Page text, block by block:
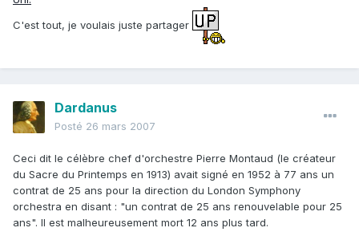
C'est tout, je voulais juste partager
Dardanus
Posté 26 mars 2007
Ceci dit le célèbre chef d'orchestre Pierre Montaud (le créateur
du Sacre du Printemps en 1913) avait signé en 1952 à 77 ans un
contrat de 25 ans pour la direction du London Symphony
orchestra en disant : "un contrat de 25 ans renouvelable pour 25
ans". Il est malheureusement mort 12 ans plus tard.